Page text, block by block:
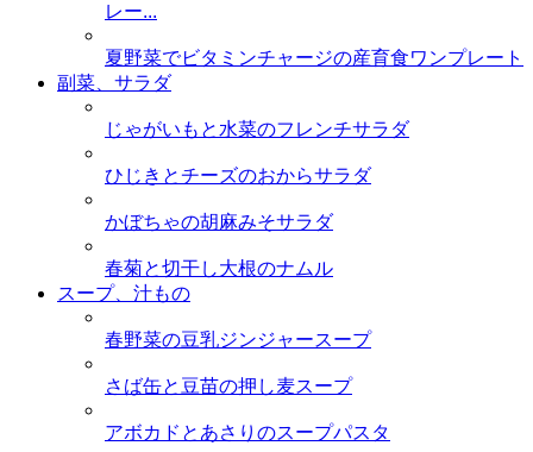
レー...
夏野菜でビタミンチャージの産育食ワンプレート
副菜、サラダ
じゃがいもと水菜のフレンチサラダ
ひじきとチーズのおからサラダ
かぼちゃの胡麻みそサラダ
春菊と切干し大根のナムル
スープ、汁もの
春野菜の豆乳ジンジャースープ
さば缶と豆苗の押し麦スープ
アボカドとあさりのスープパスタ